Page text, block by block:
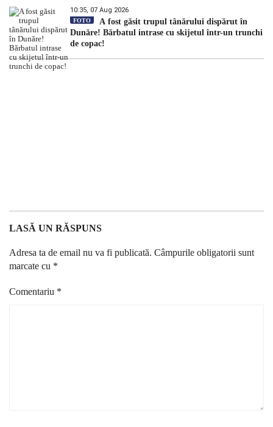
10:35, 07 Aug 2026
FOTO
A fost găsit trupul tânărului dispărut în
Dunăre! Bărbatul intrase cu skijetul într-un trunchi
de copac!
LASĂ UN RĂSPUNS
Adresa ta de email nu va fi publicată. Câmpurile obligatorii sunt
marcate cu *
Comentariu *